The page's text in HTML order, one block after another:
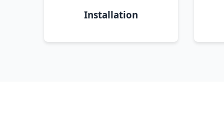
Installation